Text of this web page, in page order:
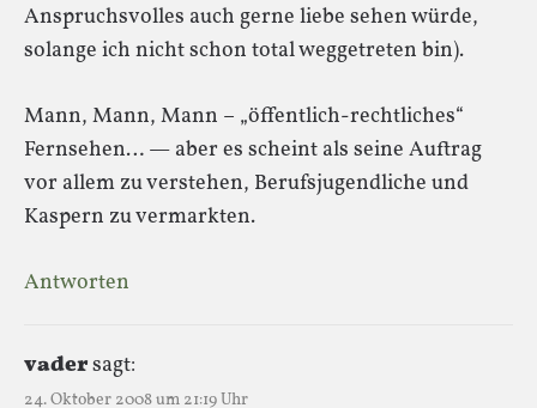
Anspruchsvolles auch gerne liebe sehen würde,
solange ich nicht schon total weggetreten bin).
Mann, Mann, Mann – „öffentlich-rechtliches“
Fernsehen… — aber es scheint als seine Auftrag
vor allem zu verstehen, Berufsjugendliche und
Kaspern zu vermarkten.
Antworten
vadersagt:
24. Oktober 2008 um 21:19 Uhr